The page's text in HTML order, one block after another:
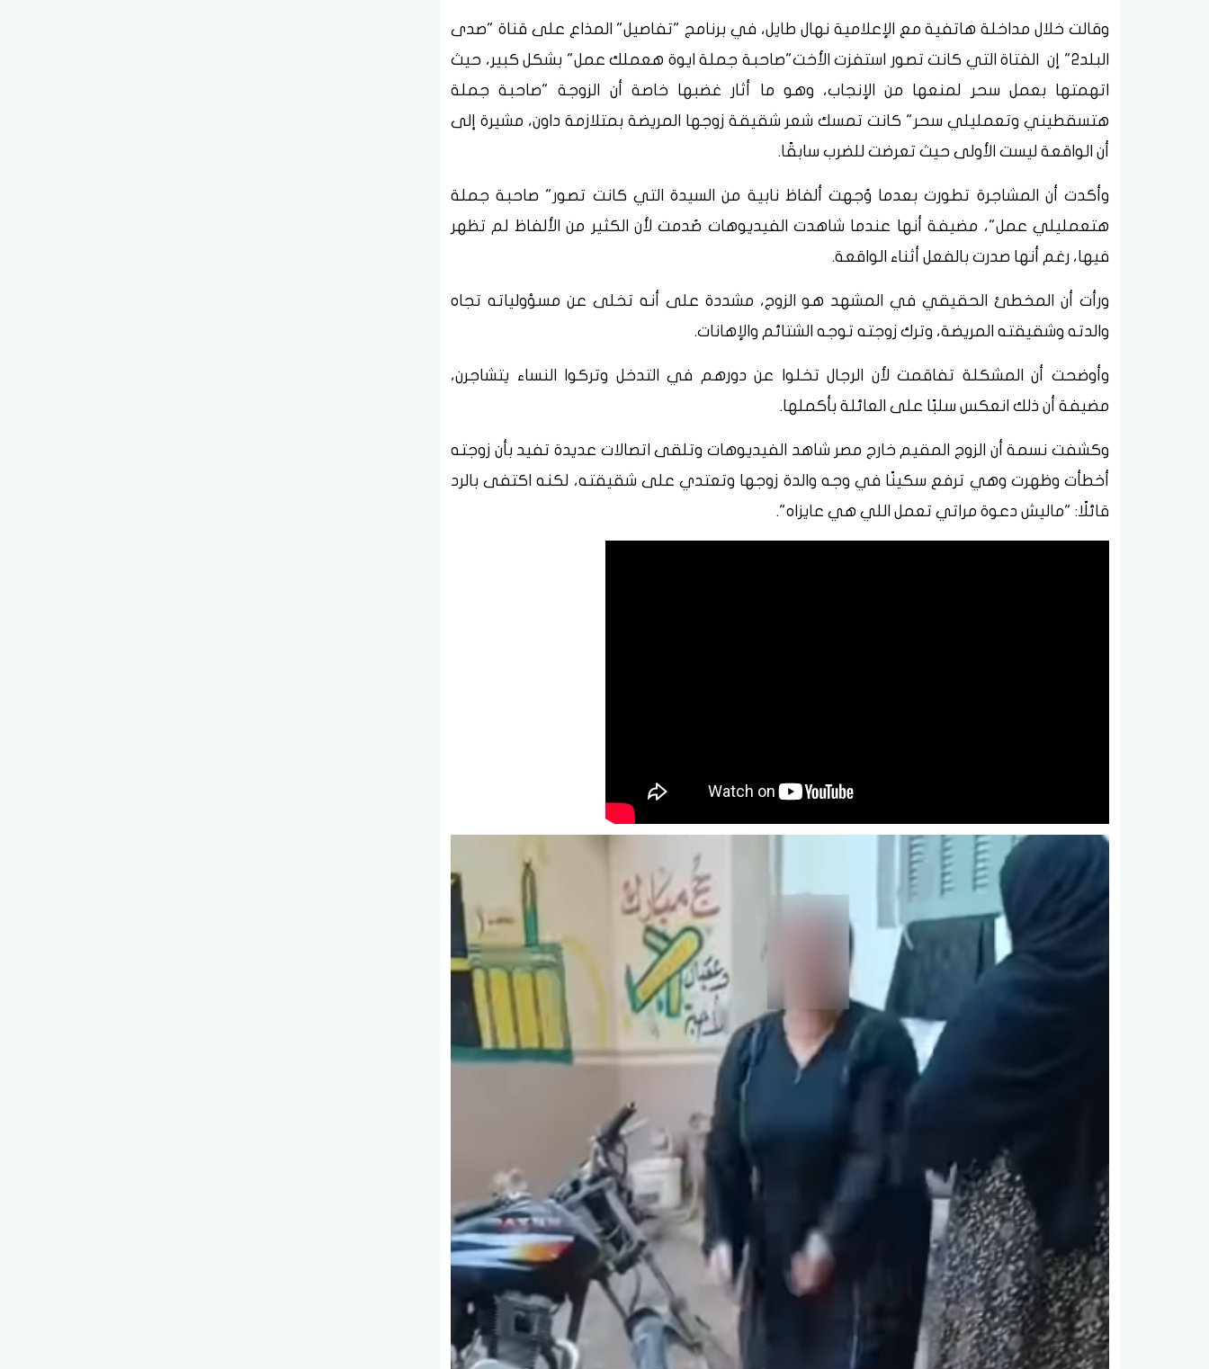
وقالت خلال مداخلة هاتفية مع الإعلامية نهال طايل، في برنامج "تفاصيل" المذاع على قناة "صدى
البلد2" إن الفتاة التي كانت تصور استفزت الأخت"صاحبة جملة ايوة هعملك عمل" بشكل كبير، حيث
اتهمتها بعمل سحر لمنعها من الإنجاب، وهو ما أثار غضبها خاصة أن الزوجة "صاحبة جملة
هتسقطيني وتعمليلي سحر" كانت تمسك شعر شقيقة زوجها المريضة بمتلازمة داون، مشيرة إلى
أن الواقعة ليست الأولى حيث تعرضت للضرب سابقًا.
وأكدت أن المشاجرة تطورت بعدما وُجهت ألفاظ نابية من السيدة التي كانت تصور" صاحبة جملة
هتعمليلي عمل"، مضيفة أنها عندما شاهدت الفيديوهات صُدمت لأن الكثير من الألفاظ لم تظهر
فيها، رغم أنها صدرت بالفعل أثناء الواقعة.
ورأت أن المخطئ الحقيقي في المشهد هو الزوج، مشددة على أنه تخلى عن مسؤولياته تجاه
والدته وشقيقته المريضة، وترك زوجته توجه الشتائم والإهانات.
وأوضحت أن المشكلة تفاقمت لأن الرجال تخلوا عن دورهم في التدخل وتركوا النساء يتشاجرن،
مضيفة أن ذلك انعكس سلبًا على العائلة بأكملها.
وكشفت نسمة أن الزوج المقيم خارج مصر شاهد الفيديوهات وتلقى اتصالات عديدة تفيد بأن زوجته
أخطأت وظهرت وهي ترفع سكينًا في وجه والدة زوجها وتعتدي على شقيقته، لكنه اكتفى بالرد
قائلًا: "ماليش دعوة مراتي تعمل اللي هي عايزاه".